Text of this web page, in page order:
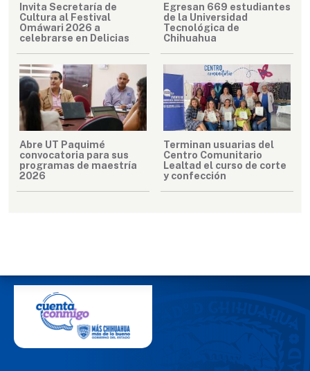
Invita Secretaría de
Cultura al Festival
Omáwari 2026 a
celebrarse en Delicias
Egresan 669 estudiantes
de la Universidad
Tecnológica de
Chihuahua
Abre UT Paquimé
convocatoria para sus
programas de maestría
2026
Terminan usuarias del
Centro Comunitario
Lealtad el curso de corte
y confección